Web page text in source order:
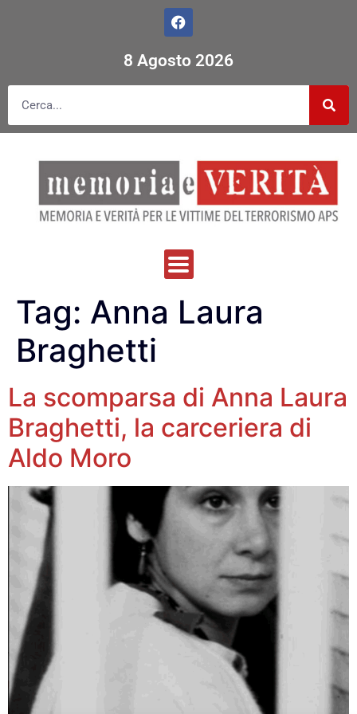
8 Agosto 2026
Tag: Anna Laura
Braghetti
La scomparsa di Anna Laura
Braghetti, la carceriera di
Aldo Moro